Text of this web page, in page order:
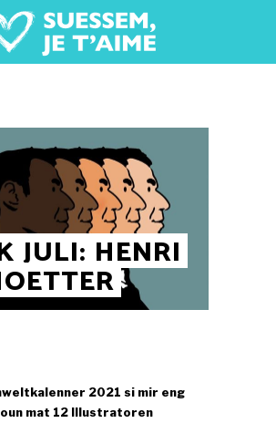
JULI: HENRI
2021 si mir eng
mat 12 Illustratoren